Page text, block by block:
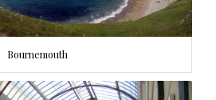
Bournemouth